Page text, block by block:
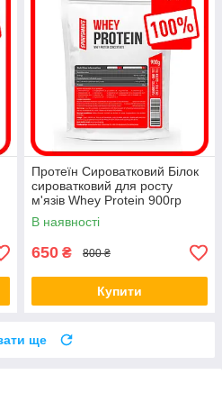
Протеїн Сироватковий Білок
сироватковий для росту
м'язів Whey Protein 900гр
В наявності
650 ₴ 800 ₴
Купити
ще